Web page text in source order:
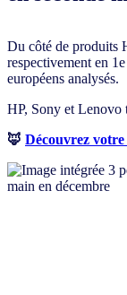
Du côté de produits
respectivement en
européens analysés.
HP, Sony et Lenovo
🦊 Découvrez